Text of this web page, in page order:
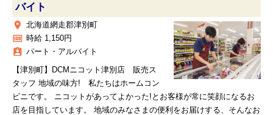
バイト
place 北海道網走郡津別町
money 時給 1,150円
assignment_ind パート・アルバイト
【津別町】DCMニコット津別店 販売ス
タッフ 地域の味方! 私たちはホームコン
ビニです。 ニコットがあってよかった!とお客様が常に笑顔になるお
店を目指しています。 地域のみなさまの便利をお届けする、そんなお